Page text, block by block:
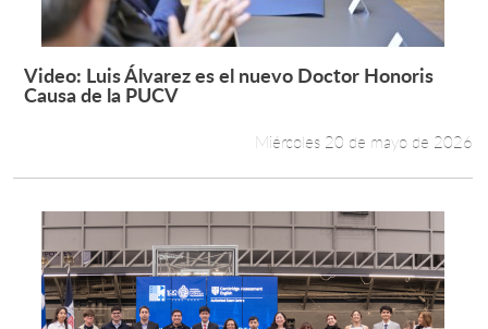
Leer más +
Video: Luis Álvarez es el nuevo Doctor Honoris
Causa de la PUCV
Miércoles 20 de mayo de 2026